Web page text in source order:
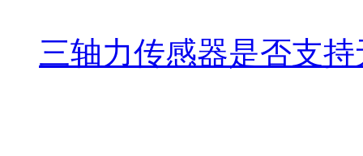
三轴力传感器是否支